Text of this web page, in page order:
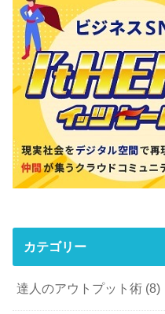
カテゴリー
達人のアウトプット術 (8)